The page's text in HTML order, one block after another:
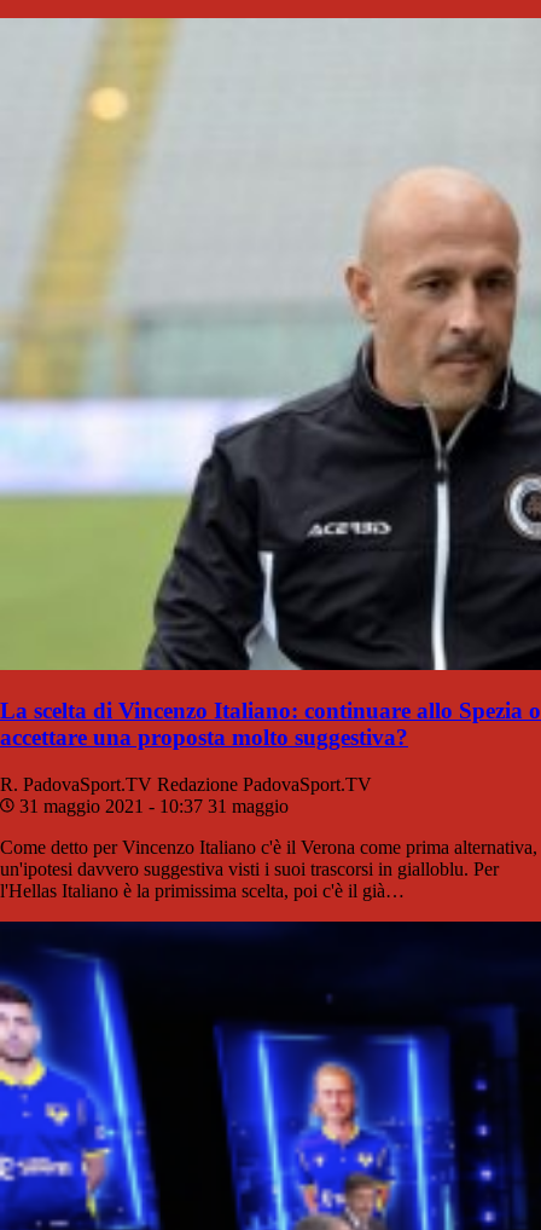
La scelta di Vincenzo Italiano: continuare allo Spezia o
accettare una proposta molto suggestiva?
R. PadovaSport.TV Redazione PadovaSport.TV
31 maggio 2021 - 10:37 31 maggio
Come detto per Vincenzo Italiano c'è il Verona come prima alternativa,
un'ipotesi davvero suggestiva visti i suoi trascorsi in gialloblu. Per
l'Hellas Italiano è la primissima scelta, poi c'è il già…